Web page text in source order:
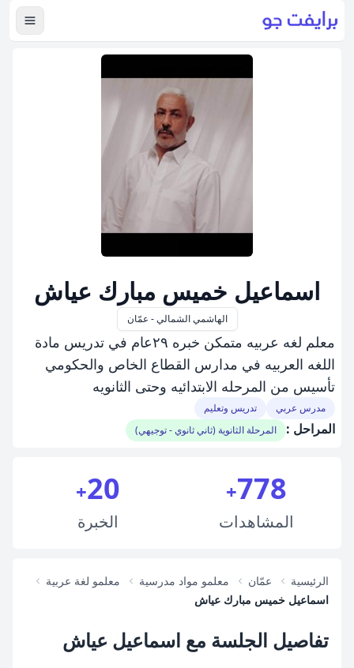
عرض
اسماعيل خميس مبارك عياش
الهاشمي الشمالي - عمّان
معلم لغه عربيه متمكن خبره ٢٩عام في تدريس مادة
اللغه العربيه في مدارس القطاع الخاص والحكومي
تأسيس من المرحله الابتدائيه وحتى الثانويه
مدرس عربي تدريس وتعليم
المراحل : المرحلة الثانوية (ثاني ثانوي - توجيهي)
778
+
المشاهدات
20
+
الخبرة
الرئيسية عمّان معلمو مواد مدرسية
معلمو لغة عربية
اسماعيل خميس مبارك عياش
تفاصيل الجلسة مع اسماعيل عياش